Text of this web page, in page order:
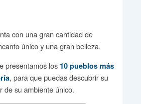
con una gran cantidad de
único y una gran belleza.
presentamos los 10 pueblos más
, para que puedas descubrir su
de su ambiente único.